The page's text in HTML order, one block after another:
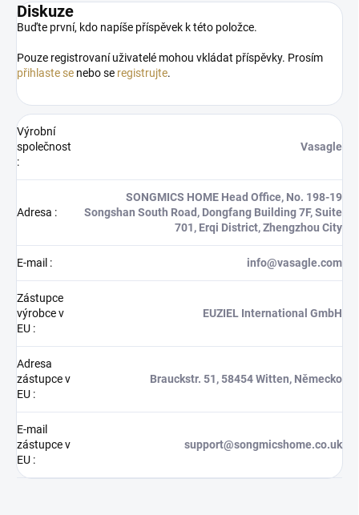
Diskuze
Buďte první, kdo napíše příspěvek k této položce.
Pouze registrovaní uživatelé mohou vkládat příspěvky. Prosím
přihlaste se nebo se registrujte.
Výrobní
společnost
:
Vasagle
Adresa :
SONGMICS HOME Head Office, No. 198-19
Songshan South Road, Dongfang Building 7F, Suite
701, Erqi District, Zhengzhou City
E-mail : info@vasagle.com
Zástupce
výrobce v
EU :
EUZIEL International GmbH
Adresa
zástupce v
EU :
Brauckstr. 51, 58454 Witten, Německo
E-mail
zástupce v
EU :
support@songmicshome.co.uk